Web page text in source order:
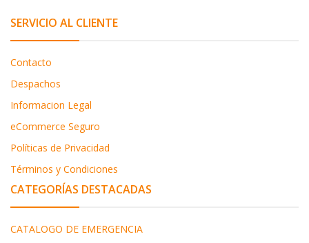
SERVICIO AL CLIENTE
Contacto
Despachos
Informacion Legal
eCommerce Seguro
Políticas de Privacidad
Términos y Condiciones
CATEGORÍAS DESTACADAS
CATALOGO DE EMERGENCIA